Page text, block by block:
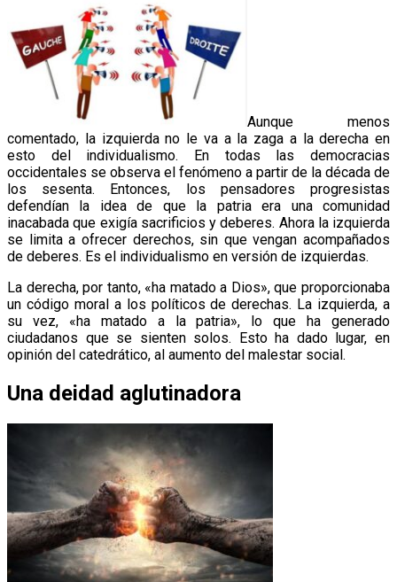
Aunque menos
comentado, la izquierda no le va a la zaga a la derecha en
esto del individualismo. En todas las democracias
occidentales se observa el fenómeno a partir de la década de
los sesenta. Entonces, los pensadores progresistas
defendían la idea de que la patria era una comunidad
inacabada que exigía sacrificios y deberes. Ahora la izquierda
se limita a ofrecer derechos, sin que vengan acompañados
de deberes. Es el individualismo en versión de izquierdas.
La derecha, por tanto, «ha matado a Dios», que proporcionaba
un código moral a los políticos de derechas. La izquierda, a
su vez, «ha matado a la patria», lo que ha generado
ciudadanos que se sienten solos. Esto ha dado lugar, en
opinión del catedrático, al aumento del malestar social.
Una deidad aglutinadora